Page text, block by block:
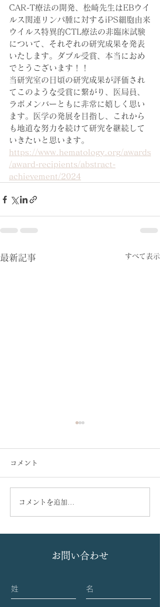
CAR-T療法の開発、松崎先生はEBウイ
ルス関連リンパ腫に対するiPS細胞由来
ウイルス特異的CTL療法の非臨床試験
について、それぞれの研究成果を発表
いたします。ダブル受賞、本当におめ
でとうございます！！
当研究室の日頃の研究成果が評価され
てこのような受賞に繋がり、医局員、
ラボメンバーともに非常に嬉しく思い
ます。医学の発展を目指し、これから
も地道な努力を続けて研究を継続して
いきたいと思います。
https://www.hematology.org/awards
/award-recipients/abstract-
achievement/2024
最新記事 すべて表示
当科大学院生、泉 宜秀先
and Developmental
セプトされました。
コメント
コメントを追加…
お問い合わせ